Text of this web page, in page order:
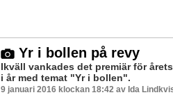
Yr i bollen på revy
Ikväll vankades det premiär för
i år med temat "Yr i bollen".
9 januari 2016 klockan 18:42 av Ida